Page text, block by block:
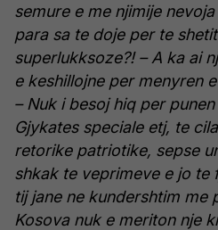
semure e me njimije
para sa te doje per te
superlukksoze?! – A ka ai
e keshillojne per menyren
– Nuk i besoj hiq per
Gjykates speciale etj, te
retorike patriotike, sepse
shkak te veprimeve e jo te
tij jane ne kundershtim me
Kosova nuk e meriton nje